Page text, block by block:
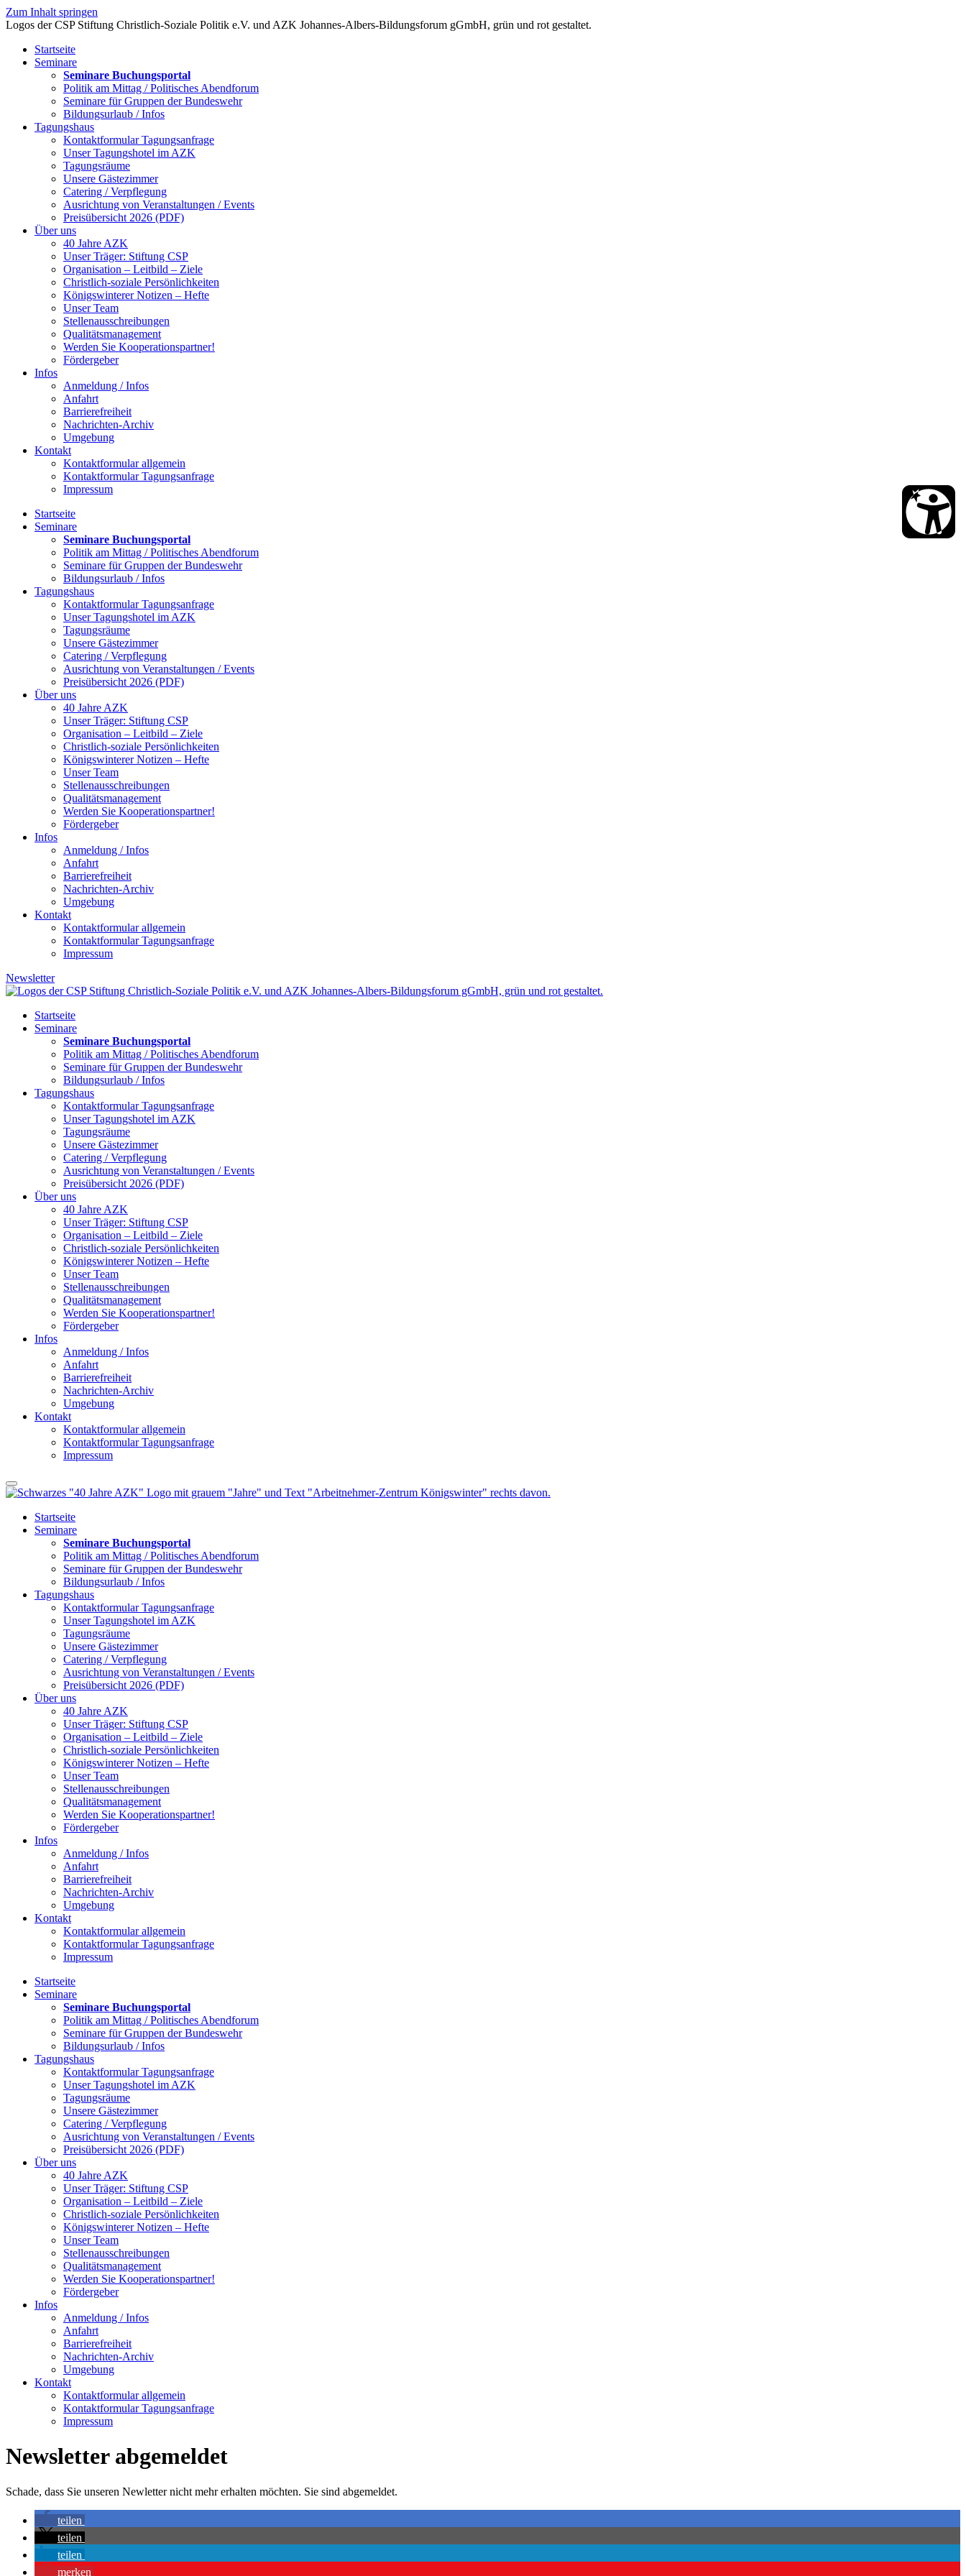
Zum Inhalt springen
Startseite
Seminare
Seminare Buchungsportal
Politik am Mittag / Politisches Abendforum
Seminare für Gruppen der Bundeswehr
Bildungsurlaub / Infos
Tagungshaus
Kontaktformular Tagungsanfrage
Unser Tagungshotel im AZK
Tagungsräume
Unsere Gästezimmer
Catering / Verpflegung
Ausrichtung von Veranstaltungen / Events
Preisübersicht 2026 (PDF)
Über uns
40 Jahre AZK
Unser Träger: Stiftung CSP
Organisation – Leitbild – Ziele
Christlich-soziale Persönlichkeiten
Königswinterer Notizen – Hefte
Unser Team
Stellenausschreibungen
Qualitätsmanagement
Werden Sie Kooperationspartner!
Fördergeber
Infos
Anmeldung / Infos
Anfahrt
Barrierefreiheit
Nachrichten-Archiv
Umgebung
Kontakt
Kontaktformular allgemein
Kontaktformular Tagungsanfrage
Impressum
Startseite
Seminare
Seminare Buchungsportal
Politik am Mittag / Politisches Abendforum
Seminare für Gruppen der Bundeswehr
Bildungsurlaub / Infos
Tagungshaus
Kontaktformular Tagungsanfrage
Unser Tagungshotel im AZK
Tagungsräume
Unsere Gästezimmer
Catering / Verpflegung
Ausrichtung von Veranstaltungen / Events
Preisübersicht 2026 (PDF)
Über uns
40 Jahre AZK
Unser Träger: Stiftung CSP
Organisation – Leitbild – Ziele
Christlich-soziale Persönlichkeiten
Königswinterer Notizen – Hefte
Unser Team
Stellenausschreibungen
Qualitätsmanagement
Werden Sie Kooperationspartner!
Fördergeber
Infos
Anmeldung / Infos
Anfahrt
Barrierefreiheit
Nachrichten-Archiv
Umgebung
Kontakt
Kontaktformular allgemein
Kontaktformular Tagungsanfrage
Impressum
Newsletter
Startseite
Seminare
Seminare Buchungsportal
Politik am Mittag / Politisches Abendforum
Seminare für Gruppen der Bundeswehr
Bildungsurlaub / Infos
Tagungshaus
Kontaktformular Tagungsanfrage
Unser Tagungshotel im AZK
Tagungsräume
Unsere Gästezimmer
Catering / Verpflegung
Ausrichtung von Veranstaltungen / Events
Preisübersicht 2026 (PDF)
Über uns
40 Jahre AZK
Unser Träger: Stiftung CSP
Organisation – Leitbild – Ziele
Christlich-soziale Persönlichkeiten
Königswinterer Notizen – Hefte
Unser Team
Stellenausschreibungen
Qualitätsmanagement
Werden Sie Kooperationspartner!
Fördergeber
Infos
Anmeldung / Infos
Anfahrt
Barrierefreiheit
Nachrichten-Archiv
Umgebung
Kontakt
Kontaktformular allgemein
Kontaktformular Tagungsanfrage
Impressum
Startseite
Seminare
Seminare Buchungsportal
Politik am Mittag / Politisches Abendforum
Seminare für Gruppen der Bundeswehr
Bildungsurlaub / Infos
Tagungshaus
Kontaktformular Tagungsanfrage
Unser Tagungshotel im AZK
Tagungsräume
Unsere Gästezimmer
Catering / Verpflegung
Ausrichtung von Veranstaltungen / Events
Preisübersicht 2026 (PDF)
Über uns
40 Jahre AZK
Unser Träger: Stiftung CSP
Organisation – Leitbild – Ziele
Christlich-soziale Persönlichkeiten
Königswinterer Notizen – Hefte
Unser Team
Stellenausschreibungen
Qualitätsmanagement
Werden Sie Kooperationspartner!
Fördergeber
Infos
Anmeldung / Infos
Anfahrt
Barrierefreiheit
Nachrichten-Archiv
Umgebung
Kontakt
Kontaktformular allgemein
Kontaktformular Tagungsanfrage
Impressum
Startseite
Seminare
Seminare Buchungsportal
Politik am Mittag / Politisches Abendforum
Seminare für Gruppen der Bundeswehr
Bildungsurlaub / Infos
Tagungshaus
Kontaktformular Tagungsanfrage
Unser Tagungshotel im AZK
Tagungsräume
Unsere Gästezimmer
Catering / Verpflegung
Ausrichtung von Veranstaltungen / Events
Preisübersicht 2026 (PDF)
Über uns
40 Jahre AZK
Unser Träger: Stiftung CSP
Organisation – Leitbild – Ziele
Christlich-soziale Persönlichkeiten
Königswinterer Notizen – Hefte
Unser Team
Stellenausschreibungen
Qualitätsmanagement
Werden Sie Kooperationspartner!
Fördergeber
Infos
Anmeldung / Infos
Anfahrt
Barrierefreiheit
Nachrichten-Archiv
Umgebung
Kontakt
Kontaktformular allgemein
Kontaktformular Tagungsanfrage
Impressum
Newsletter abgemeldet
Schade, dass Sie unseren Newletter nicht mehr erhalten möchten. Sie sind abgemeldet.
teilen
teilen
teilen
merken